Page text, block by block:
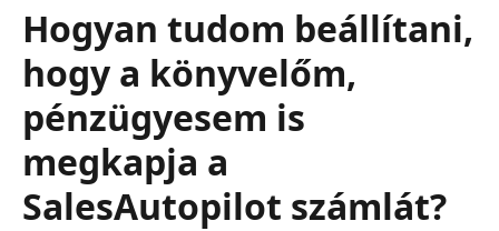
Hogyan tudom beállítani,
hogy a könyvelőm,
pénzügyesem is
megkapja a
SalesAutopilot számlát?